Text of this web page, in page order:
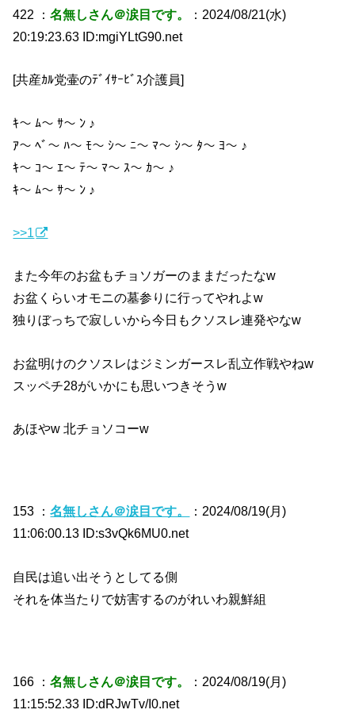
422 ：名無しさん＠涙目です。
：2024/08/21(水)
20:19:23.63 ID:mgiYLtG90.net
[共産ｶﾙ党壷のﾃﾞｲｻｰﾋﾞｽ介護員]
ｷ〜 ﾑ〜 ｻ〜 ﾝ ♪
ｱ〜 ﾍﾞ〜 ﾊ〜 ﾓ〜 ｼ〜 ﾆ〜 ﾏ〜 ｼ〜 ﾀ〜 ﾖ〜 ♪
ｷ〜 ｺ〜 ｴ〜 ﾃ〜 ﾏ〜 ｽ〜 ｶ〜 ♪
ｷ〜 ﾑ〜 ｻ〜 ﾝ ♪
>>1
また今年のお盆もチョソガーのままだったなw
お盆くらいオモニの墓参りに行ってやれよw
独りぼっちで寂しいから今日もクソスレ連発やなw
お盆明けのクソスレはジミンガースレ乱立作戦やねw
スッペチ28がいかにも思いつきそうw
あほやw 北チョソコーw
153 ：名無しさん＠涙目です。
：2024/08/19(月)
11:06:00.13 ID:s3vQk6MU0.net
自民は追い出そうとしてる側
それを体当たりで妨害するのがれいわ親鮮組
166 ：名無しさん＠涙目です。
：2024/08/19(月)
11:15:52.33 ID:dRJwTv/I0.net